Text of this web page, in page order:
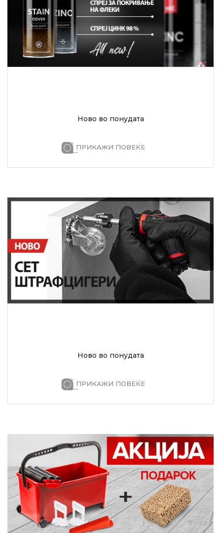
Ново во понудата
ПРИКАЖИ ПОВЕЌЕ
Ново во понудата
ПРИКАЖИ ПОВЕЌЕ